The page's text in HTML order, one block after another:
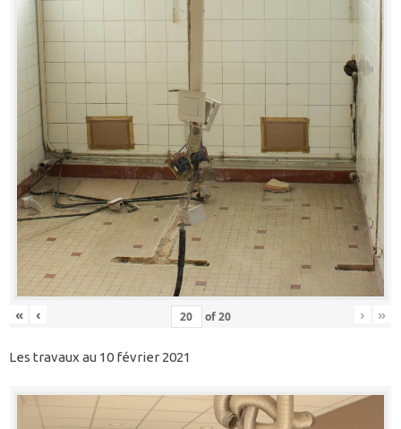
« ‹ of20 › »
Les travaux au 10 février 2021